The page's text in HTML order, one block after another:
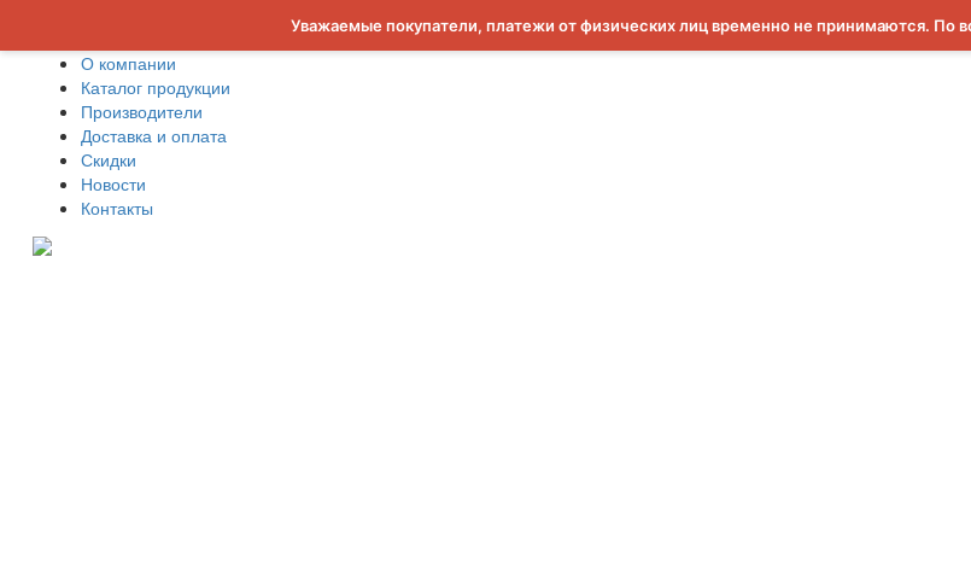
Уважаемые покупатели, платежи от физических лиц временно не принимаются. По
О компании
Каталог продукции
Производители
Доставка и оплата
Скидки
Новости
Контакты